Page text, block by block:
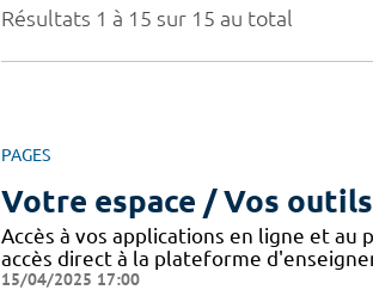
Résultats 1 à 15 sur 15 au total
PAGES
Votre espace / Vos outils
Accès à vos applications en ligne et au
accès direct à la plateforme
15/04/2025 17:00